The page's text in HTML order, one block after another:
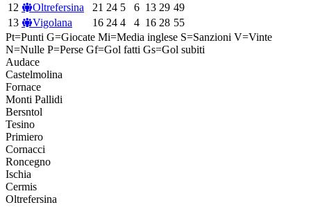
12
Oltrefersina 21 24 5 6 13 29 49
13
Vigolana 16 24 4 4 16 28 55
Pt=Punti G=Giocate Mi=Media inglese S=Sanzioni V=Vinte
N=Nulle P=Perse Gf=Gol fatti Gs=Gol subiti
Audace
Castelmolina
Fornace
Monti Pallidi
Bersntol
Tesino
Primiero
Cornacci
Roncegno
Ischia
Cermis
Oltrefersina